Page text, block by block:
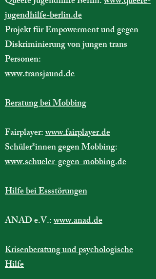
jugendhilfe-berlin.de
Projekt für Empowerment und gegen
Diskriminierung von jungen trans
Personen:
www.transjaund.de
Beratung bei Mobbing
Fairplayer:www.fairplayer.de
Schüler*innen gegen Mobbing:
www.schueler-gegen-mobbing.de
Hilfe bei Essstörungen
ANAD e.V.:www.anad.de
Krisenberatung und psychologische
Hilfe